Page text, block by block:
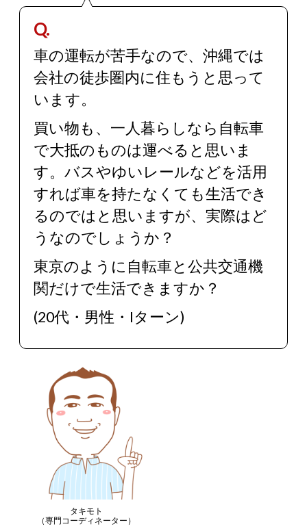
Q.
車の運転が苦手なので、沖縄では
会社の徒歩圏内に住もうと思って
います。
買い物も、一人暮らしなら自転車
で大抵のものは運べると思いま
す。バスやゆいレールなどを活用
すれば車を持たなくても生活でき
るのではと思いますが、実際はど
うなのでしょうか？
東京のように自転車と公共交通機
関だけで生活できますか？
(20代・男性・Iターン)
タキモト
（専門コーディネーター）